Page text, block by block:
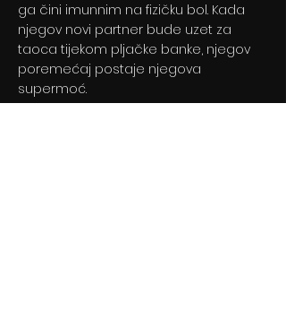
ga čini imunnim na fizičku bol. Kada
njegov novi partner bude uzet za
taoca tijekom pljačke banke, njegov
poremećaj postaje njegova
supermoć.